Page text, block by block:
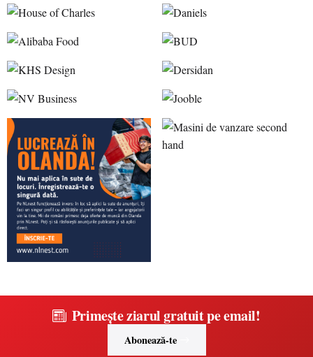
Primește ziarul gratuit pe email!
Abonează-te